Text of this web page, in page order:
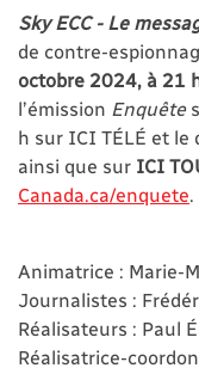
Sky ECC - Le
de contre-
octobre 2024, à 21
l’émission Enquête
h sur ICI TÉLÉ et
ainsi que sur ICI
Canada.ca/enquete
Animatrice : Marie-
Journalistes :
Réalisateurs : Paul
Réalisatrice-